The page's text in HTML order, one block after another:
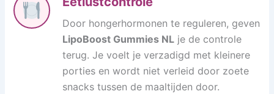
Door hongerhormonen te reguleren, geven
LipoBoost Gummies NL je de controle
terug. Je voelt je verzadigd met kleinere
porties en wordt niet verleid door zoete
snacks tussen de maaltijden door.